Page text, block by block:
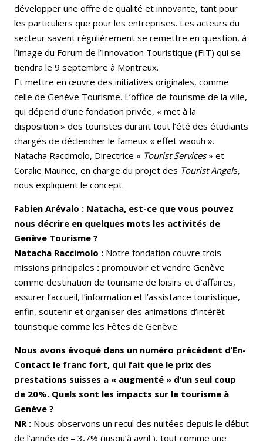
développer une offre de qualité et innovante, tant pour
les particuliers que pour les entreprises. Les acteurs du
secteur savent régulièrement se remettre en question, à
l’image du Forum de l’Innovation Touristique (FIT) qui se
tiendra le 9 septembre à Montreux.
Et mettre en œuvre des initiatives originales, comme
celle de Genève Tourisme. L’office de tourisme de la ville,
qui dépend d’une fondation privée, « met à la
disposition » des touristes durant tout l’été des étudiants
chargés de déclencher le fameux « effet waouh ».
Natacha Raccimolo, Directrice « Tourist Services» et
Coralie Maurice, en charge du projet des Tourist Angels,
nous expliquent le concept.
Fabien Arévalo : Natacha, est-ce que vous pouvez
nous décrire en quelques mots les activités de
Genève Tourisme ?
Natacha Raccimolo : Notre fondation couvre trois
missions principales : promouvoir et vendre Genève
comme destination de tourisme de loisirs et d’affaires,
assurer l’accueil, l’information et l’assistance touristique,
enfin, soutenir et organiser des animations d’intérêt
touristique comme les Fêtes de Genève.
Nous avons évoqué dans un numéro précédent d’En-
Contact le franc fort, qui fait que le prix des
prestations suisses a « augmenté » d’un seul coup
de 20%. Quels sont les impacts sur le tourisme à
Genève ?
NR : Nous observons un recul des nuitées depuis le début
de l’année de – 3,7% (jusqu’à avril ), tout comme une